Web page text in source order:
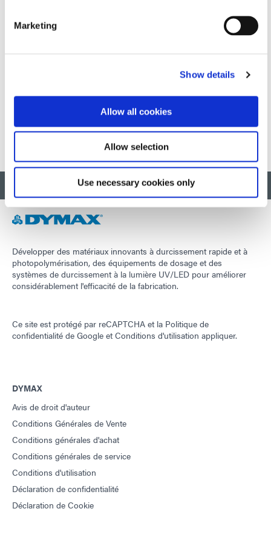
Marketing
Show details
Allow all cookies
Allow selection
Use necessary cookies only
Créé en 2002 dans l'Ohio,
, se spécialise dans
l'emballage final et à la livraison, aux utilisateurs finaux,
de Floride, de Pennsylvanie, du Costa Rica et d'Amérique
RETOUR EN HAUT
Développer des matériaux innovants à durcissement rapide et à
photopolymérisation, des équipements de dosage et des
systèmes de durcissement à la lumière UV/LED pour améliorer
considérablement l'efficacité de la fabrication.
Ce site est protégé par reCAPTCHA et la Politique de
confidentialité de Google etConditions d'utilisation appliquer.
DYMAX
Avis de droit d'auteur
Conditions Générales de Vente
Conditions générales d'achat
Conditions générales de service
Conditions d'utilisation
Déclaration de confidentialité
Déclaration de Cookie